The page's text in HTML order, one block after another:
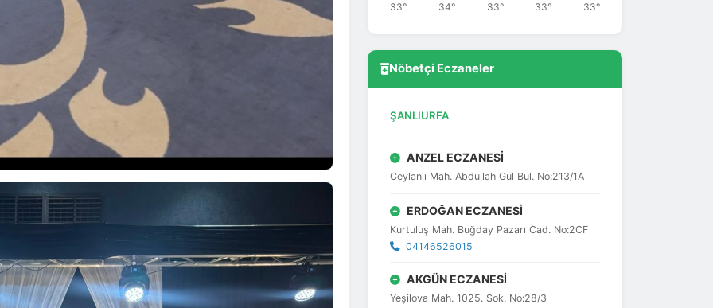
33° 34° 33° 33° 33°
Nöbetçi Eczaneler
ŞANLIURFA
ANZEL ECZANESİ
Ceylanlı Mah. Abdullah Gül Bul. No:213/1A
ERDOĞAN ECZANESİ
Kurtuluş Mah. Buğday Pazarı Cad. No:2CF
04146526015
AKGÜN ECZANESİ
Yeşilova Mah. 1025. Sok. No:28/3